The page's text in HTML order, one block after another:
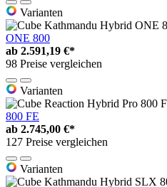
Varianten
ONE 800
ab 2.591,19 €*
98 Preise vergleichen
Varianten
800 FE
ab 2.745,00 €*
127 Preise vergleichen
Varianten